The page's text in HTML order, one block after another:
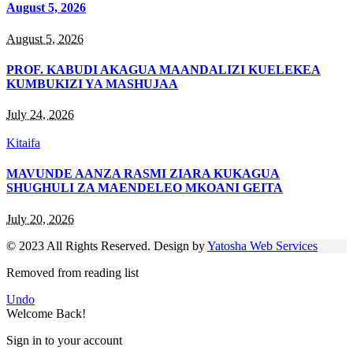
August 5, 2026
August 5, 2026
PROF. KABUDI AKAGUA MAANDALIZI KUELEKEA
KUMBUKIZI YA MASHUJAA
July 24, 2026
Kitaifa
MAVUNDE AANZA RASMI ZIARA KUKAGUA
SHUGHULI ZA MAENDELEO MKOANI GEITA
July 20, 2026
© 2023 All Rights Reserved. Design byYatosha Web Services
Removed from reading list
Undo
Welcome Back!
Sign in to your account